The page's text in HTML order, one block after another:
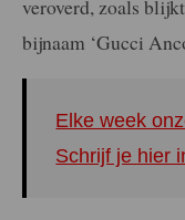
veroverd, zoals
bijnaam ‘Gucci
Elke week
Schrijf je hier